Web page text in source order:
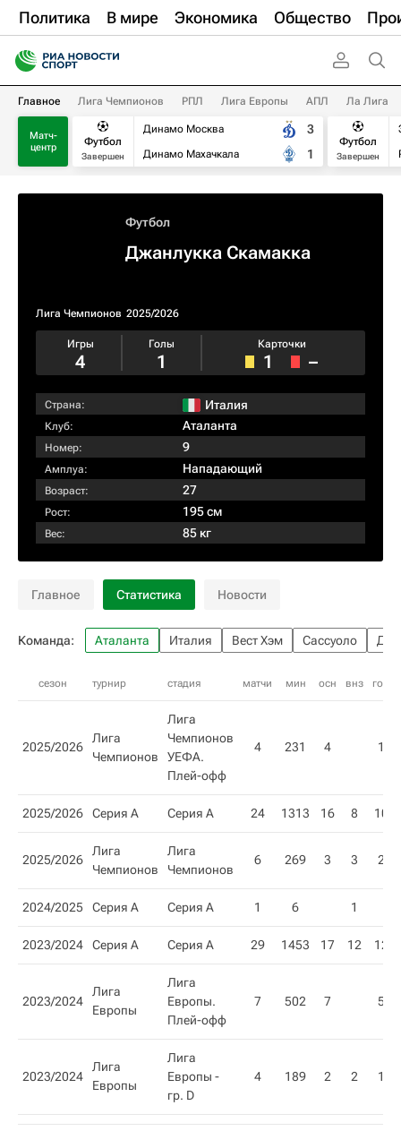
Политика В мире Экономика Общество
Главное Лига Чемпионов РПЛ Лига Европы АПЛ Ла Лига
Матч-
центр
Футбол
Завершен
Динамо Москва
Динамо Махачкала
3
1
Футбол
Завершен
Футбол
Джанлукка Скамакка
Лига Чемпионов 2025/2026
Игры
4
Голы
1
Карточки
1 –
Страна: Италия
Клуб: Аталанта
Номер: 9
Амплуа: Нападающий
Возраст: 27
Рост: 195 см
Вес: 85 кг
Главное Статистика Новости
Команда: Аталанта Италия Вест Хэм Сассуоло
сезон турнир стадия матчи мин осн внз гол
2025/2026
Лига
Чемпионов
Лига
Чемпионов
УЕФА.
Плей-офф
4 231 4 1
2025/2026 Серия А Серия А 24 1313 16 8 10
2025/2026
Лига
Чемпионов
Лига
Чемпионов
6 269 3 3 2
2024/2025 Серия А Серия А 1 6 1
2023/2024 Серия А Серия А 29 1453 17 12 12
2023/2024
Лига
Европы
Лига
Европы.
Плей-офф
7 502 7 5
2023/2024
Лига
Европы
Лига
Европы -
гр. D
4 189 2 2 1